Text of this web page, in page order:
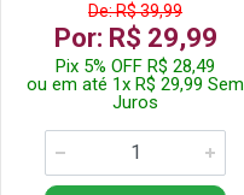
De: R$ 39,99
Por: R$ 29,99
Pix 5% OFF R$ 28,49
ou em até 1x R$ 29,99 Sem
Juros